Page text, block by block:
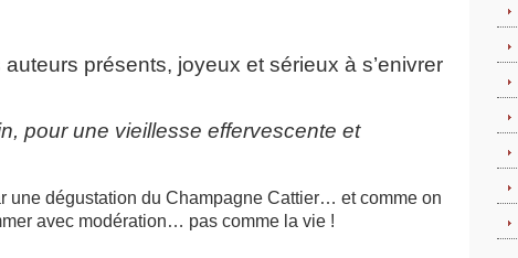
présents, joyeux et sérieux à s’enivrer
pour une vieillesse effervescente et
une dégustation du Champagne Cattier… et comme on
avec modération… pas comme la vie !